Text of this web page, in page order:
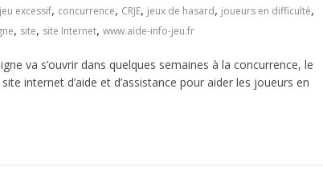
excessif, concurrence, CRJE, jeux de hasard, joueurs en difficulté,
, site, site Internet, www.aide-info-jeu.fr
va s’ouvrir dans quelques semaines à la concurrence, le
internet d’aide et d’assistance pour aider les joueurs en